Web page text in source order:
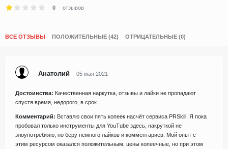
0 отзывов
ВСЕ ОТЗЫВЫ ПОЛОЖИТЕЛЬНЫЕ (42) ОТРИЦАТЕЛЬНЫЕ (0)
Анатолий 05 мая 2021
Достоинства: Качественная наркутка, отзывы и лайки не пропадают
спустя время, недорого, в срок.
Комментарий: Вставлю свои пять копеек насчёт сервиса PRSkill. Я пока
пробовал только инструменты для YouTube здесь, накруткой не
злоупотребляю, но беру немного лайков и комментариев. Мой опыт с
этим ресурсом оказался положительным, цены копеечные, но при этом